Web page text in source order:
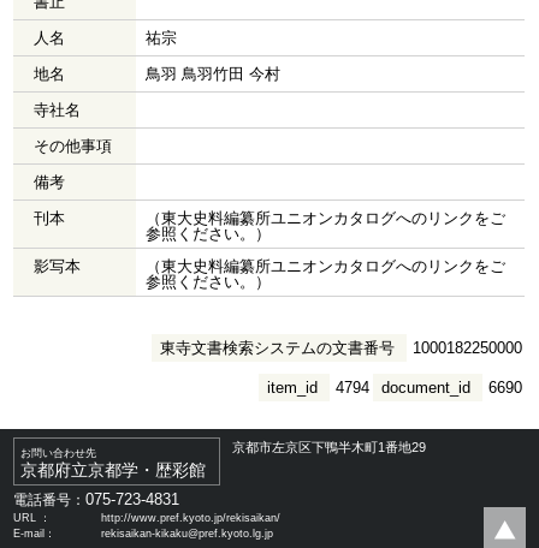
人名
祐宗
地名
鳥羽 鳥羽竹田 今村
寺社名
その他事項
備考
刊本
（東大史料編纂所ユニオンカタログへのリンクをご
参照ください。）
影写本
（東大史料編纂所ユニオンカタログへのリンクをご
参照ください。）
東寺文書検索システムの文書番号 1000182250000
document_id 6690
item_id 4794
お問い合わせ先
京都府立京都学・歴彩館
京都市左京区下鴨半木町1番地29
電話番号：075-723-4831
URL ：
http://www.pref.kyoto.jp/rekisaikan/
E-mail：
rekisaikan-kikaku@pref.kyoto.lg.jp